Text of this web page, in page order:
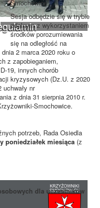
Smochowice.
Sesja odbędzie się w trybie
zdalnym z wykorzystaniem
środków porozumiewania
się na odległość na
2 marca 2020 roku o
z zapobieganiem,
19, innych chorób
kryzysowych (Dz.U. z 2020
nr
z dnia 31 sierpnia 2010 r.
Smochowice.
potrzeb, Rada Osiedla
poniedziałek miesiąca (z
dla uczestników